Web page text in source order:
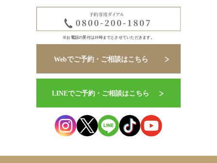
※お電話の受付は19時までとさせていただきます。